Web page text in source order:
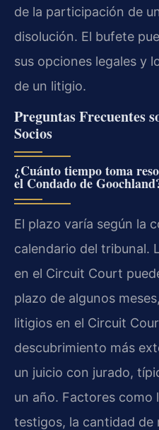
de la participación de
disolución. El bufete
sus opciones legales y
de un litigio.
Preguntas Frecuentes
Socios
¿Cuánto tiempo toma
el Condado de
El plazo varía según la
calendario del tribunal.
en el Circuit Court
plazo de algunos
litigios en el Circuit
descubrimiento más
un juicio con jurado,
un año. Factores como
testigos, la cantidad de